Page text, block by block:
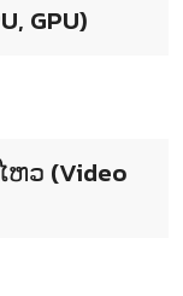
GPU)
ວ (Video